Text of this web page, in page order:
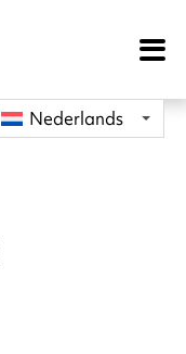
Open
Nederlands